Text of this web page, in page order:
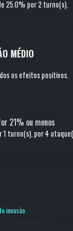
25.0% por 2 turno(s).
MÉDIO
os efeitos positivos.
21% ou menos
1 turno(s), por 4
invasão